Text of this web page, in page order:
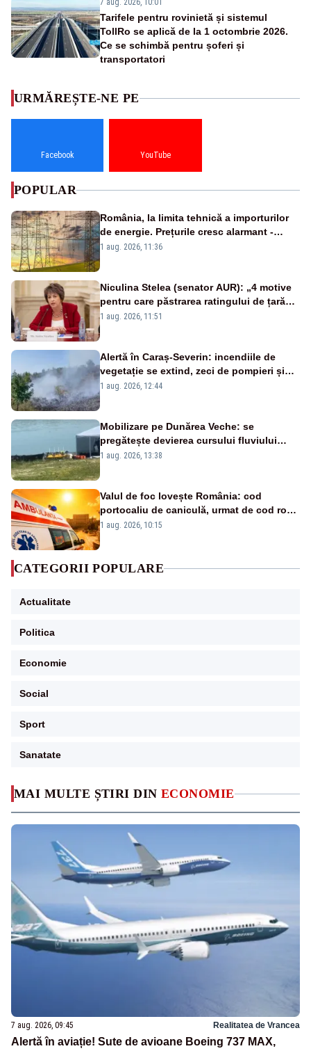
7 aug. 2026, 10:01
Tarifele pentru rovinietă și sistemul
TollRo se aplică de la 1 octombrie 2026.
Ce se schimbă pentru șoferi și
transportatori
MAI MULTE ȘTIRI DIN ECONOMIE
7 aug. 2026, 09:45 Realitatea de Vrancea
Alertă în aviație! Sute de avioane Boeing 737 MAX,
URMĂREȘTE-NE PE
Facebook YouTube
POPULAR
România, la limita tehnică a importurilor
de energie. Prețurile cresc alarmant -
Analiză Realitatea Plus
1 aug. 2026, 11:36
Niculina Stelea (senator AUR): „4 motive
pentru care păstrarea ratingului de țară
nu este o reușită pentru Guvernul
1 aug. 2026, 11:51
Alertă în Caraș-Severin: incendiile de
vegetație se extind, zeci de pompieri și
silvicultori se luptă cu flăcările - VIDEO
1 aug. 2026, 12:44
Mobilizare pe Dunărea Veche: se
pregătește devierea cursului fluviului
către Cernavodă – VIDEO
1 aug. 2026, 13:38
Valul de foc lovește România: cod
portocaliu de caniculă, urmat de cod roșu
duminică. Temperaturile urcă spre 40°C
1 aug. 2026, 10:15
CATEGORII POPULARE
Actualitate
Politica
Economie
Social
Sport
Sanatate